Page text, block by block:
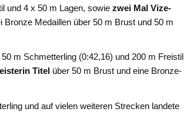
und 4 x 50 m Lagen, sowiezwei Mal Vize-
Medaillen über 50 m Brust und 50 m
50 m Schmetterling (0:42,16) und 200 m Freistil
Titel über 50 m Brust und eine Bronze-
und auf vielen weiteren Strecken landete